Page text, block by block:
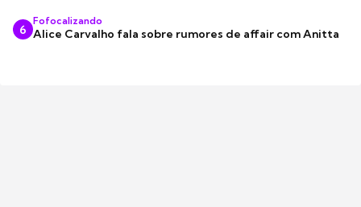
6
Fofocalizando
Alice Carvalho fala sobre rumores de affair com Anitta